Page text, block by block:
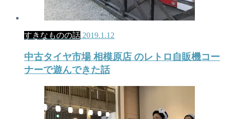
すきなものの話 2019.1.12
中古タイヤ市場 相模原店 のレトロ自販機コー
ナーで遊んできた話